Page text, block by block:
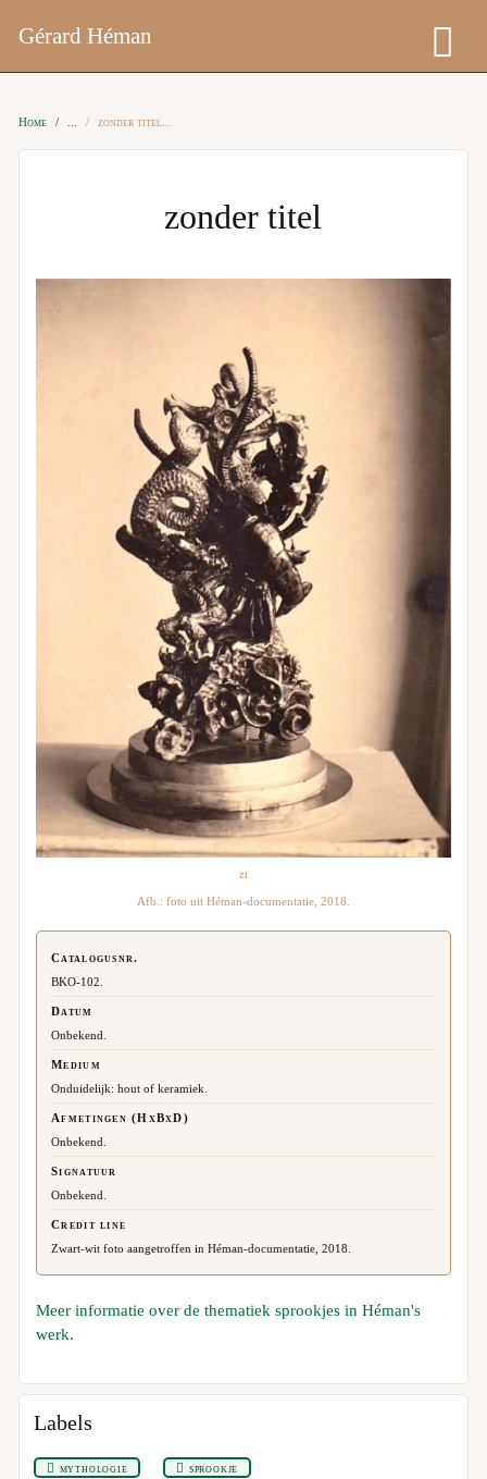
Gérard Héman
Home zonder titel
zonder titel
zt
Afb.: foto uit Héman-documentatie, 2018.
Catalogusnr.
BKO-102.
Datum
Onbekend.
Medium
Onduidelijk: hout of keramiek.
Afmetingen (HxBxD)
Onbekend.
Signatuur
Onbekend.
Credit line
Zwart-wit foto aangetroffen in Héman-documentatie, 2018.
Meer informatie over de thematiek sprookjes in Héman's
werk.
Labels
mythologie sprookje